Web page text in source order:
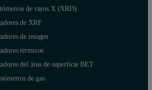
de rayos X (XRD)
de XRF
de imagen
térmicos
del área de superficie BET
de gas